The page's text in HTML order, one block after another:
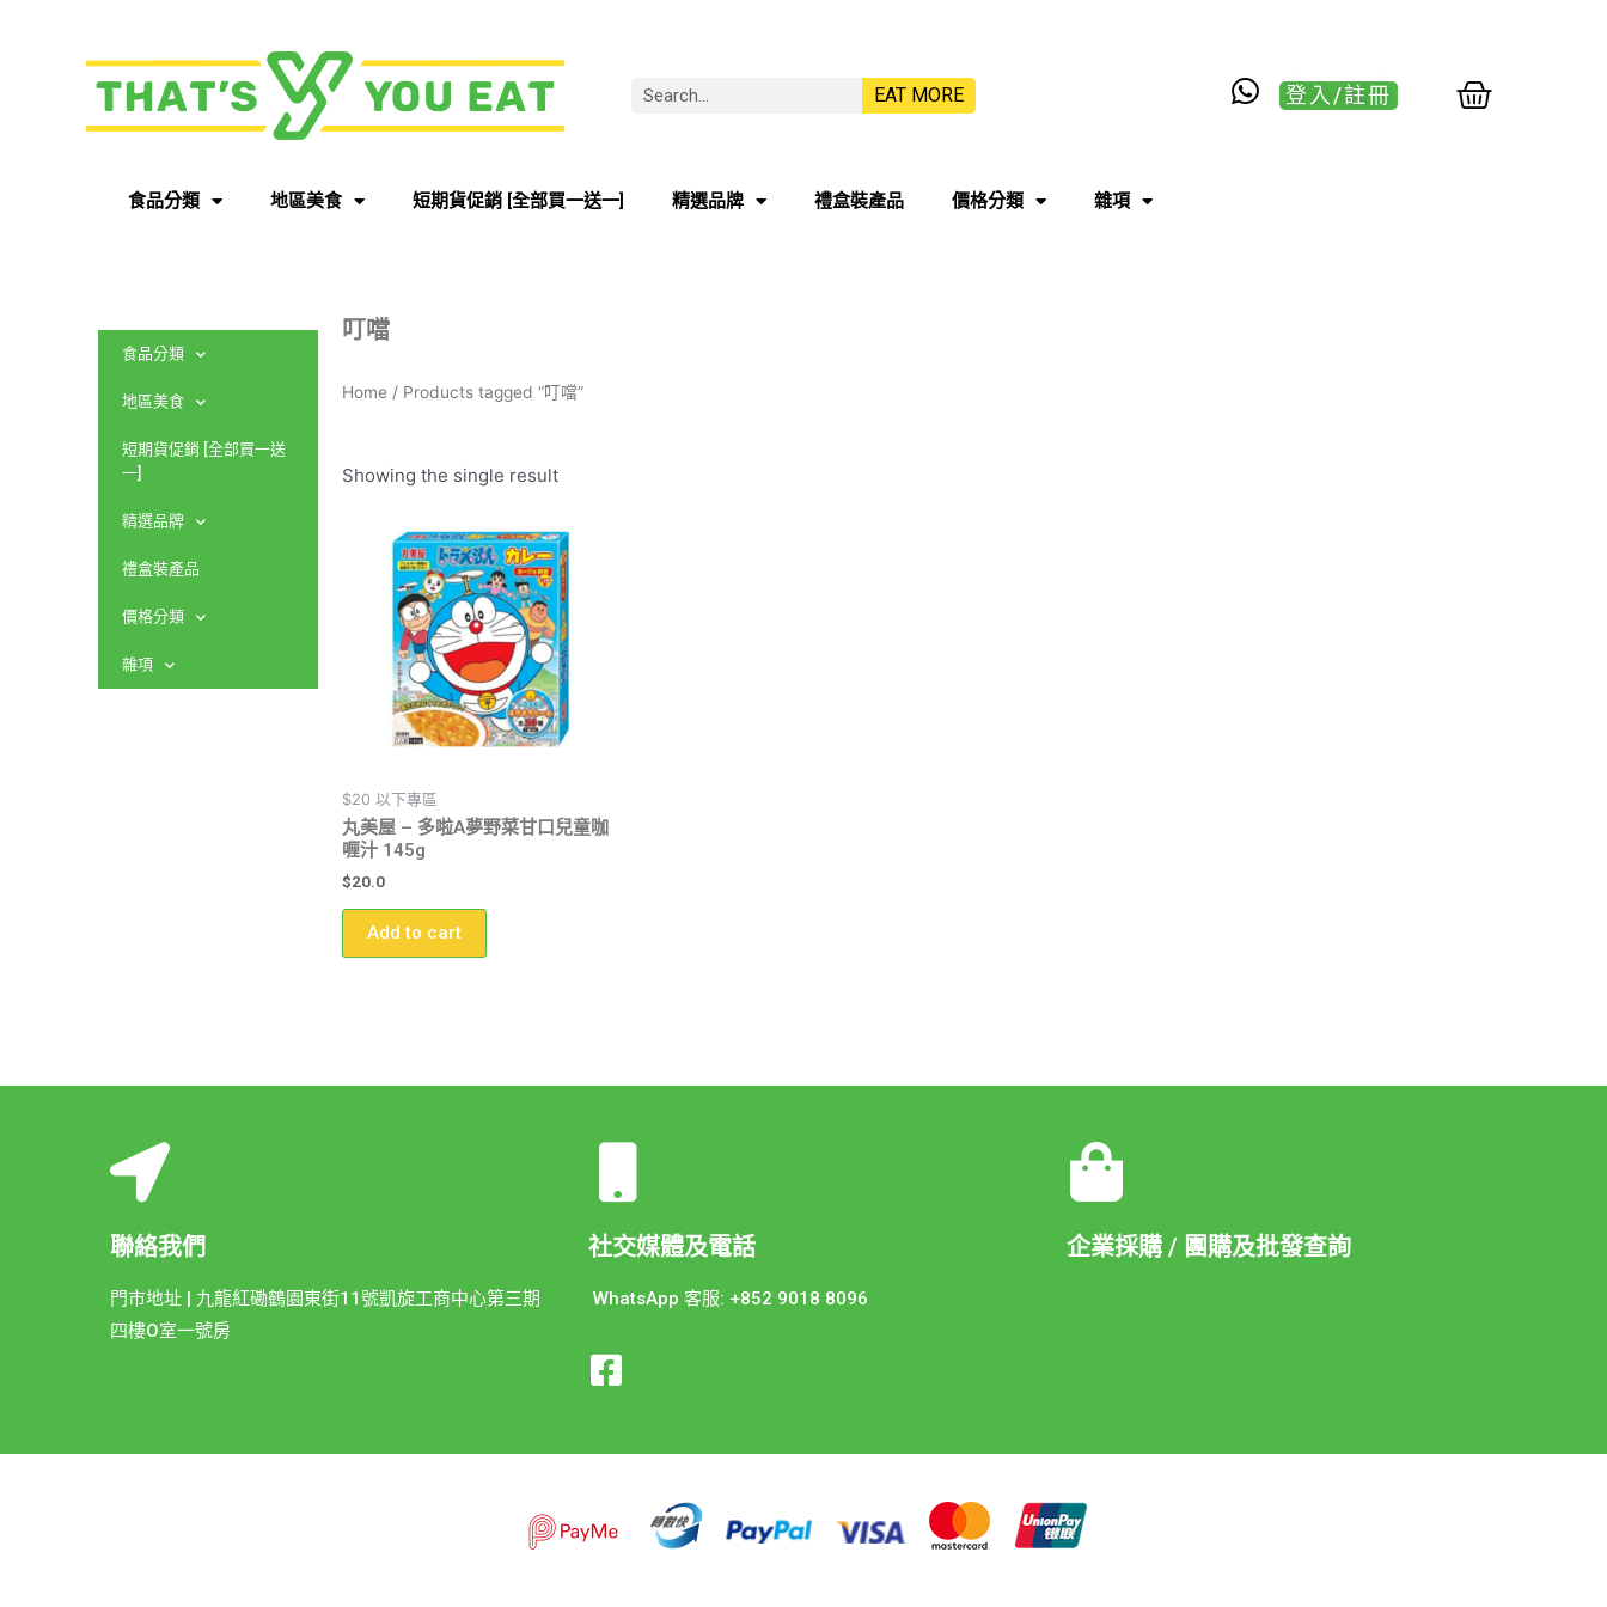
EAT MORE 登入/註冊
食品分類 地區美食 短期貨促銷 [全部買一送一] 精選品牌 禮盒裝產品 價格分類 雜項
食品分類
地區美食
短期貨促銷 [全部買一送
一]
精選品牌
禮盒裝產品
價格分類
雜項
叮噹
Home / Products tagged “叮噹”
Showing the single result
$20 以下專區
丸美屋 – 多啦A夢野菜甘口兒童咖
喱汁 145g
$20.0
Add to cart
聯絡我們
門市地址 | 九龍紅磡鶴園東街11號凱旋工商中心第三期
四樓O室一號房
社交媒體及電話
WhatsApp 客服: +852 9018 8096
企業採購 / 團購及批發查詢